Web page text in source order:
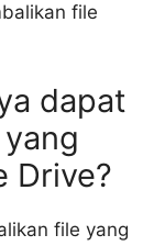
file
dapat
Drive?
file yang